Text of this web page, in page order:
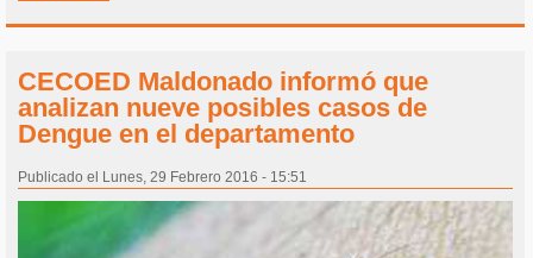
CECOED Maldonado informó que
analizan nueve posibles casos de
Dengue en el departamento
Publicado el Lunes, 29 Febrero 2016 - 15:51